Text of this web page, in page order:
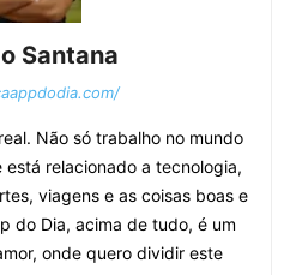
Santana
Não só trabalho no mundo
está relacionado a tecnologia,
viagens e as coisas boas e
do Dia, acima de tudo, é um
onde quero dividir este